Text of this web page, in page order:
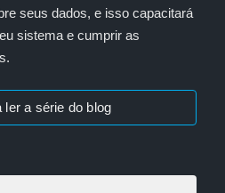
seus dados, e isso capacitará
sistema e cumprir as
ler a série do blog